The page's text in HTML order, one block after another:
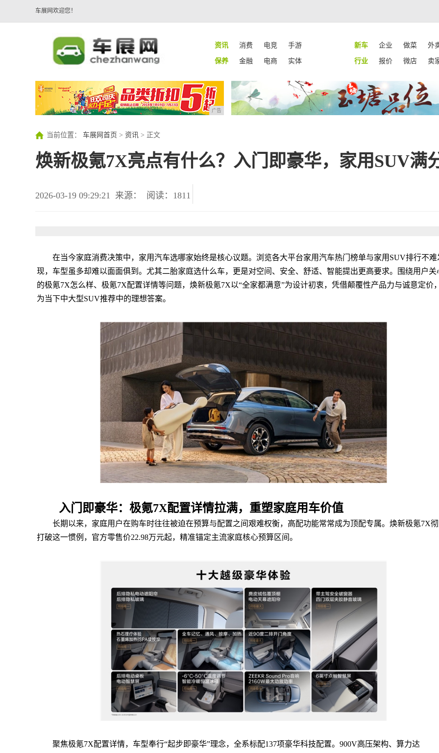
车展网欢迎您！
资讯 消费 电竞 手游 新车 企业 做菜
外
保养
金融 电商 实体 行业 报价 微店 卖
广告
当前位置： 车展网首页 > 资讯 > 正文
焕新极氪7X亮点有什么？入门即豪华，家用SUV满
2026-03-19 09:29:21 来源： 阅读：1811
在当今家庭消费决策中，家用汽车选哪家始终是核心议题。浏览各大平台家用汽车热门榜单与家用SUV排行不难
现，车型虽多却难以面面俱到。尤其二胎家庭选什么车，更是对空间、安全、舒适、智能提出更高要求。围绕用户关
的极氪7X怎么样、极氪7X配置详情等问题，焕新极氪7X以“全家都满意”为设计初衷，凭借颠覆性产品力与诚意定价
为当下中大型SUV推荐中的理想答案。
入门即豪华：极氪7X配置详情拉满，重塑家庭用车价值
长期以来，家庭用户在购车时往往被迫在预算与配置之间艰难权衡，高配功能常常成为顶配专属。焕新极氪7X
打破这一惯例，官方零售价22.98万元起，精准锚定主流家庭核心预算区间。
聚焦极氪7X配置详情，车型奉行“起步即豪华”理念，全系标配137项豪华科技配置。900V高压架构、算力达